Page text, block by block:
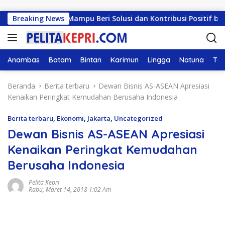
Breaking News
Harus Mampu Beri Solusi dan Kontribusi Positif bagi
Anambas Batam Bintan Karimun Lingga Natuna
Beranda Berita terbaru
Dewan Bisnis AS-ASEAN Apresiasi
Kenaikan Peringkat Kemudahan Berusaha Indonesia
Berita terbaru, Ekonomi, Jakarta, Uncategorized
Dewan Bisnis AS-ASEAN Apresiasi
Kenaikan Peringkat Kemudahan
Berusaha Indonesia
Pelita Kepri
Rabu, Maret 14, 2018 1:02 Am